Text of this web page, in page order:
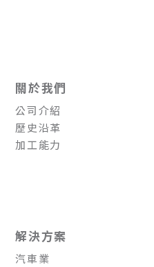
關於我們
公司介紹
歷史沿革
加工能力
解決方案
汽車業